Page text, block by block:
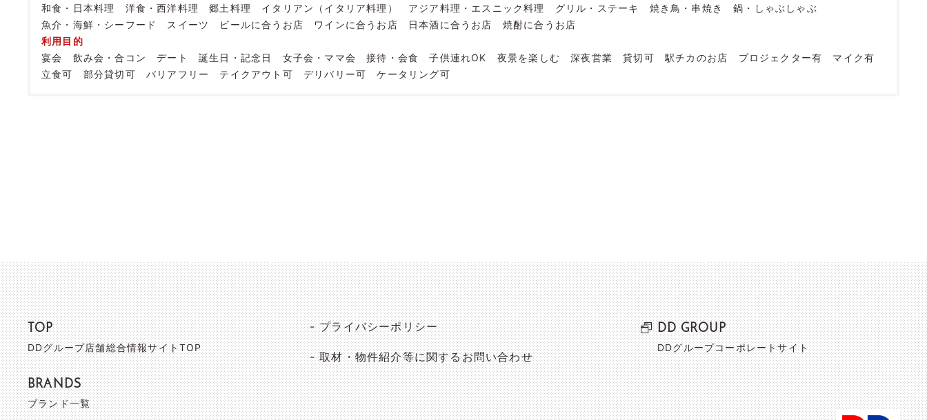
和食・日本料理
洋食・西洋料理 郷土料理 イタリアン（イタリア料理） アジア料理・エスニック料理 グリル・ステーキ 焼き鳥・串焼き
鍋・しゃぶしゃぶ
魚介・海鮮・シーフード
スイーツ ビールに合うお店 ワインに合うお店 日本酒に合うお店
焼酎に合うお店
利用目的
宴会
飲み会・合コン デート 誕生日・記念日 女子会・ママ会 接待・会食 子供連れOK 夜景を楽しむ 深夜営業 貸切可 駅チカのお店 プロジェクター有
マイク有
立食可
部分貸切可 バリアフリー テイクアウト可 デリバリー可 ケータリング可
TOP
DDグループ店舗総合情報サイトTOP
BRANDS
ブランド一覧
プライバシーポリシー
取材・物件紹介等に関するお問い合わせ
DD GROUP
DDグループコーポレートサイト